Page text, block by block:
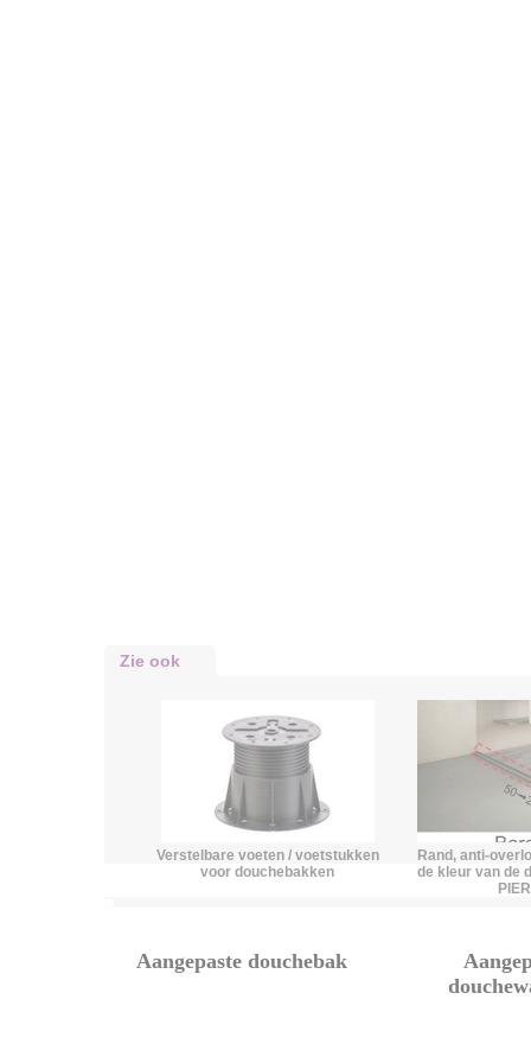
Zie ook
Verstelbare voeten / voetstukken
voor douchebakken
Rand, anti-
de kleur van de
Aangepaste douchebak